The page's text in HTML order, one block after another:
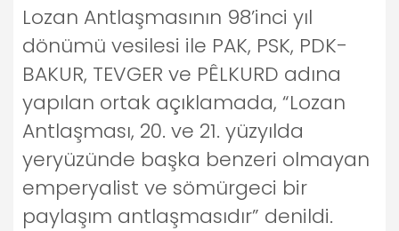
Lozan Antlaşmasının 98’inci yıl
dönümü vesilesi ile PAK, PSK, PDK-
BAKUR, TEVGER ve PÊLKURD adına
yapılan ortak açıklamada, “Lozan
Antlaşması, 20. ve 21. yüzyılda
yeryüzünde başka benzeri olmayan
emperyalist ve sömürgeci bir
paylaşım antlaşmasıdır” denildi.